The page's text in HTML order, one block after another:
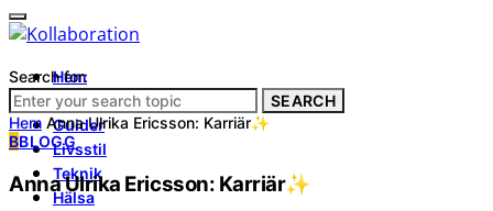
Hem
Blogg
Guider
Livsstil
Teknik
Hälsa
Search for:
SEARCH
Hem Anna Ulrika Ericsson: Karriär✨
BBLOGG
Anna Ulrika Ericsson: Karriär✨